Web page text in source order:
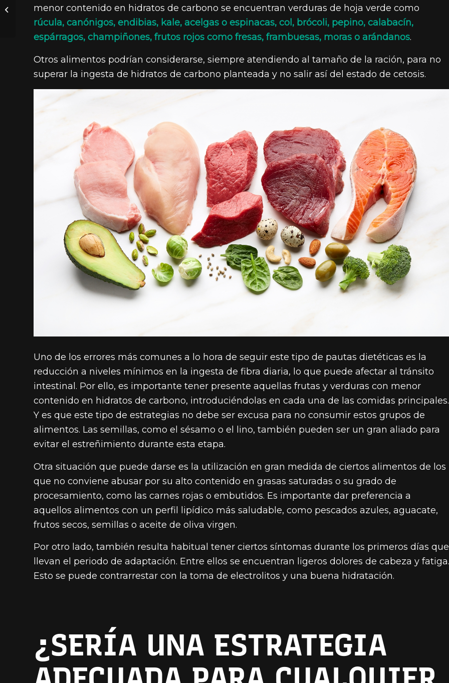
menor contenido en hidratos de carbono se encuentran verduras de hoja verde como
rúcula, canónigos, endibias, kale, acelgas o espinacas, col, brócoli, pepino, calabacín,
espárragos, champiñones, frutos rojos como fresas, frambuesas, moras o arándanos.
Otros alimentos podrían considerarse, siempre atendiendo al tamaño de la ración, para no
superar la ingesta de hidratos de carbono planteada y no salir así del estado de cetosis.
Uno de los errores más comunes a lo hora de seguir este tipo de pautas dietéticas es la
reducción a niveles mínimos en la ingesta de fibra diaria, lo que puede afectar al tránsito
intestinal. Por ello, es importante tener presente aquellas frutas y verduras con menor
contenido en hidratos de carbono, introduciéndolas en cada una de las comidas principales.
Y es que este tipo de estrategias no debe ser excusa para no consumir estos grupos de
alimentos. Las semillas, como el sésamo o el lino, también pueden ser un gran aliado para
evitar el estreñimiento durante esta etapa.
Otra situación que puede darse es la utilización en gran medida de ciertos alimentos de los
que no conviene abusar por su alto contenido en grasas saturadas o su grado de
procesamiento, como las carnes rojas o embutidos. Es importante dar preferencia a
aquellos alimentos con un perfil lipídico más saludable, como pescados azules, aguacate,
frutos secos, semillas o aceite de oliva virgen.
Por otro lado, también resulta habitual tener ciertos síntomas durante los primeros días que
llevan el periodo de adaptación. Entre ellos se encuentran ligeros dolores de cabeza y fatiga.
Esto se puede contrarrestar con la toma de electrolitos y una buena hidratación.
¿SERÍA UNA ESTRATEGIA
¿Hay una postura